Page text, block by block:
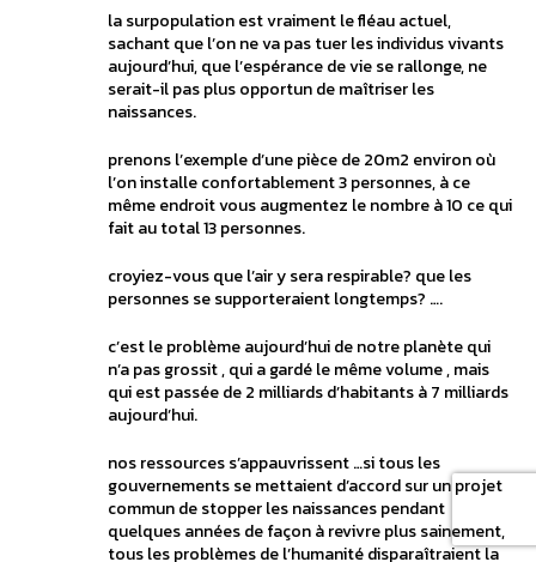
la surpopulation est vraiment le fléau actuel,
sachant que l’on ne va pas tuer les individus vivants
aujourd’hui, que l’espérance de vie se rallonge, ne
serait-il pas plus opportun de maîtriser les
naissances.
prenons l’exemple d’une pièce de 20m2 environ où
l’on installe confortablement 3 personnes, à ce
même endroit vous augmentez le nombre à 10 ce qui
fait au total 13 personnes.
croyiez-vous que l’air y sera respirable? que les
personnes se supporteraient longtemps? ….
c’est le problème aujourd’hui de notre planète qui
n’a pas grossit , qui a gardé le même volume , mais
qui est passée de 2 milliards d’habitants à 7 milliards
aujourd’hui.
nos ressources s’appauvrissent …si tous les
gouvernements se mettaient d’accord sur un projet
commun de stopper les naissances pendant
quelques années de façon à revivre plus sainement,
tous les problèmes de l’humanité disparaîtraient la